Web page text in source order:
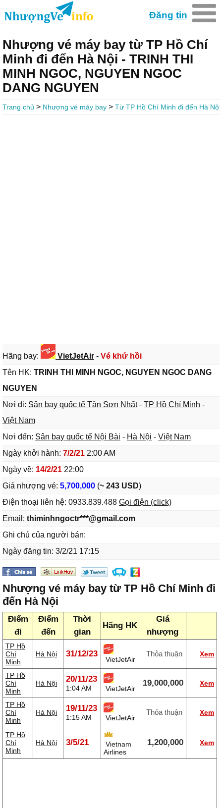
Đăng tin
Nhượng vé máy bay từ TP Hồ Chí
Minh đi đến Hà Nội - TRINH THI
MINH NGOC, NGUYEN NGOC
DANG NGUYEN
Trang chủ > Nhượng vé máy bay > Từ TP Hồ Chí Minh đi đến Hà Nội
Hãng bay: VietJetAir - Vé khứ hồi
Tên HK: TRINH THI MINH NGOC, NGUYEN NGOC DANG
NGUYEN
Nơi đi: Sân bay quốc tế Tân Sơn Nhất- TP Hồ Chí Minh -
Việt Nam
Nơi đến: Sân bay quốc tế Nội Bài - Hà Nội - Việt Nam
Ngày khởi hành: 7/2/21 2:00 AM
Ngày về: 14/2/21 22:00
Giá nhượng vé: 5,700,000 (~ 243 USD)
Điện thoại liên hệ: 0933.839.488 Gọi điện (click)
Email: thiminhngoctr***@gmail.com
Ghi chú của người bán:
Ngày đăng tin: 3/2/21 17:15
Nhượng vé máy bay từ TP Hồ Chí Minh đi
đến Hà Nội
Điểm
đi
Điểm
đến
Thời
gian
Hãng HK
Giá
nhượng
TP Hồ
Chí
Minh
Hà Nội 31/12/23
VietJetAir
Thỏa thuận Xem
TP Hồ
Chí
Minh
Hà Nội 20/11/23
1:04 AM VietJetAir
19,000,000 Xem
TP Hồ
Chí
Minh
Hà Nội 19/11/23
1:15 AM VietJetAir
Thỏa thuận Xem
TP Hồ
Chí
Minh
Hà Nội 3/5/21
Vietnam
Airlines
1,200,000 Xem